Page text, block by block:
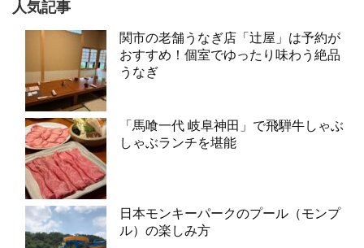
人気記事
関市の老舗うなぎ店「辻屋」は予約が
おすすめ！個室でゆったり味わう絶品
うなぎ
「馬喰一代 岐阜神田」で飛騨牛しゃぶ
しゃぶランチを堪能
日本モンキーパークのプール（モンプ
ル）の楽しみ方